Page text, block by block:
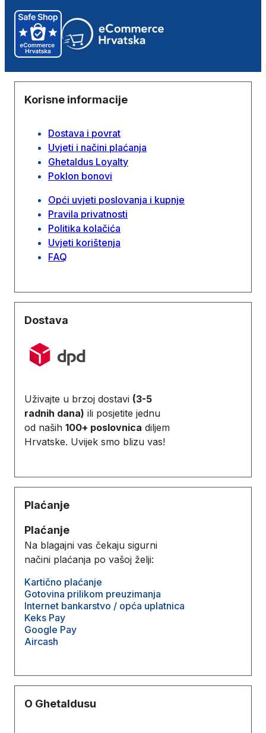
Korisne informacije
Dostava i povrat
Uvjeti i načini plaćanja
Ghetaldus Loyalty
Poklon bonovi
Opći uvjeti poslovanja i kupnje
Pravila privatnosti
Politika kolačića
Uvjeti korištenja
FAQ
Dostava
Uživajte u brzoj dostavi (3-5
radnih dana) ili posjetite jednu
od naših 100+ poslovnica diljem
Hrvatske. Uvijek smo blizu vas!
Plaćanje
Plaćanje
Na blagajni vas čekaju sigurni
načini plaćanja po vašoj želji:
Kartično plaćanje
Gotovina prilikom preuzimanja
Internet bankarstvo / opća uplatnica
Keks Pay
Google Pay
Aircash
O Ghetaldusu